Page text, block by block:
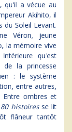
qu'il a vécue au
Akihito, il
du Soleil Levant.
Véron, jeune
la mémoire vive
qu'est
de la princesse
: le système
entre autres,
Entre ombres et
histoires se lit
flâneur tantôt